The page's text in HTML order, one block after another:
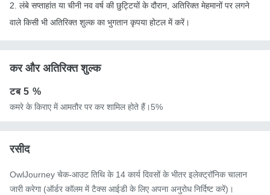
2. लंबे सप्ताहांत या चीनी नव वर्ष की छुट्टियों के दौरान, अतिरिक्त मेहमानों पर लगने
वाले किसी भी अतिरिक्त शुल्क का भुगतान कृपया होटल में करें।
कर और अतिरिक्त शुल्क
टब5 %
कमरे के किराए में आमतौर पर कर शामिल होते हैं।5%
रसीद
OwlJourney चेक-आउट तिथि के 14 कार्य दिवसों के भीतर इलेक्ट्रॉनिक चालान
जारी करेगा (ऑर्डर कॉलम में टैक्स आईडी के लिए अपना अनुरोध निर्दिष्ट करें)।